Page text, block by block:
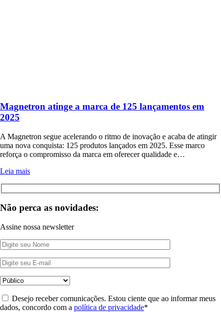
Magnetron atinge a marca de 125 lançamentos em
2025
A Magnetron segue acelerando o ritmo de inovação e acaba de atingir
uma nova conquista: 125 produtos lançados em 2025. Esse marco
reforça o compromisso da marca em oferecer qualidade e…
Leia mais
Não perca as novidades:
Assine nossa newsletter
Desejo receber comunicações. Estou ciente que ao informar meus
dados, concordo com a política de privacidade*